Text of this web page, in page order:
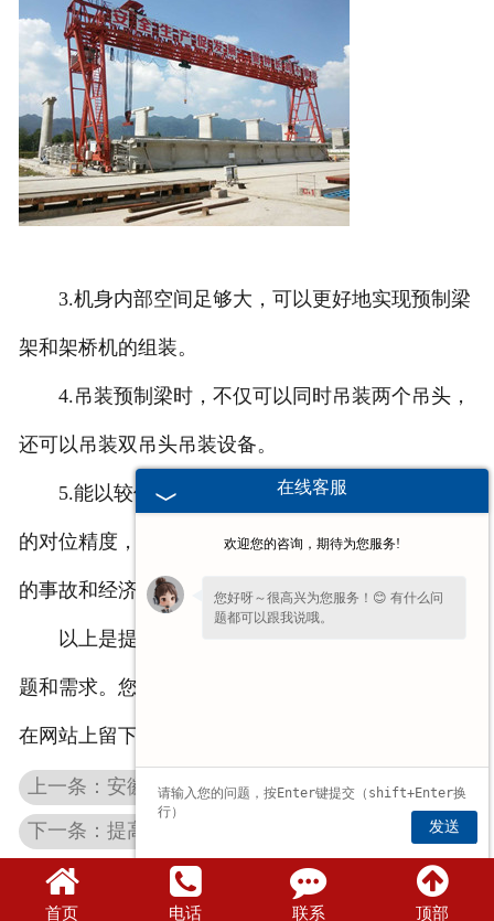
3.机身内部空间足够大，可以更好地实现预制梁
架和架桥机的组装。
4.吊装预制梁时，不仅可以同时吊装两个吊头，
还可以吊装双吊头吊装设备。
5.能以较低的速度稳定运行。有助于提高预制梁
的对位精度，减少对提梁机结构的影响，避免不必要
的事故和经济损失。
以上是提梁机的一些优点。您可以了解******问
题和需求。您可以随时咨询和联系我们，也可以直接
在网站上留下联系信息。我们会及时联系你的！
上一条：安徽钢丝绳电动葫芦内如何******钢丝绳排列整齐
下一条：提高安徽钢丝绳安徽电动葫芦稳定性的办法
首页 电话 联系 顶部
在线客服
欢迎您的咨询，期待为您服务!
您好呀～很高兴为您服务！😊 有什么问
题都可以跟我说哦。
发送